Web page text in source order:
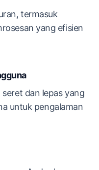
termasuk
yang efisien
dan lepas yang
untuk pengalaman